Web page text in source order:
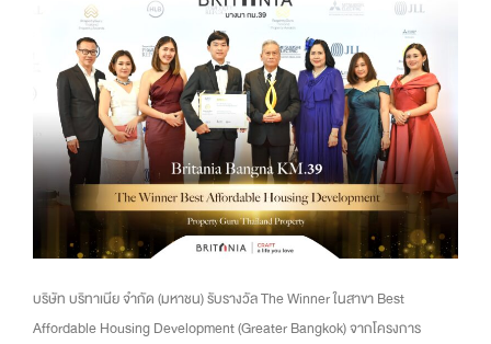
บริษัท บริทาเนีย จำกัด (มหาชน) รับรางวัล The Winner ในสาขา Best
Affordable Housing Development (Greater Bangkok) จากโครงการ